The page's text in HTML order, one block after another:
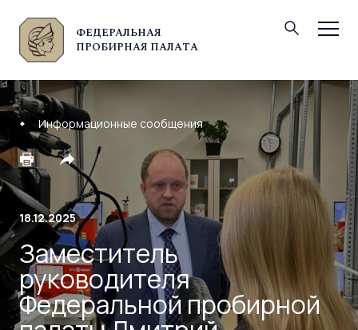
ФЕДЕРАЛЬНАЯ
ПРОБИРНАЯ ПАЛАТА
© Федеральная пробирная палата, 2026
Информационные сообщения
18.12.2025
Заместитель
руководителя
Федеральной пробирной